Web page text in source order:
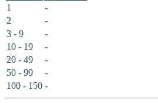
1
-
2
-
3 - 9
-
10 - 19
-
20 - 49
-
50 - 99
-
100 - 150 -